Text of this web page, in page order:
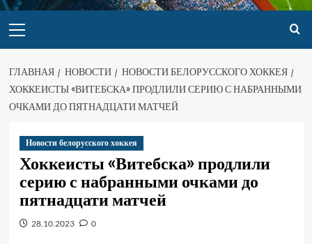
ГЛАВНАЯ НОВОСТИ
НОВОСТИ БЕЛОРУССКОГО ХОККЕЯ
ХОККЕИСТЫ «ВИТЕБСКА» ПРОДЛИЛИ СЕРИЮ С НАБРАННЫМИ
ОЧКАМИ ДО ПЯТНАДЦАТИ МАТЧЕЙ
Новости белорусского хоккея
Хоккеисты «Витебска» продлили
серию с набранными очками до
пятнадцати матчей
28.10.2023 0